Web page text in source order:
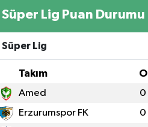
Süper Lig Puan Durumu
Süper Lig
Takım O
Amed 0
Erzurumspor FK 0